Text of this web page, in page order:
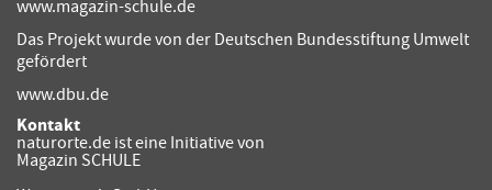
www.magazin-schule.de
Das Projekt wurde von der Deutschen Bundesstiftung Umwelt
gefördert
www.dbu.de
Kontakt
naturorte.de ist eine Initiative von
Magazin SCHULE